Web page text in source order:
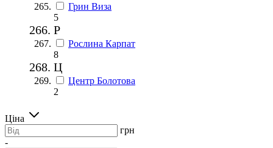
Грин Виза
5
Р
Рослина Карпат
8
Ц
Центр Болотова
2
Ціна
грн
-